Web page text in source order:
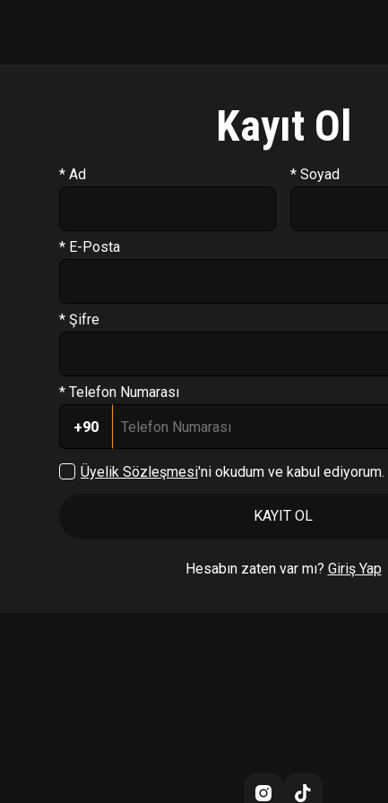
Kayıt Ol
* Ad * Soyad
* E-Posta
* Şifre
* Telefon Numarası
+90
Üyelik Sözleşmesi'ni okudum ve kabul ediyorum.
KAYIT OL
Hesabın zaten var mı? Giriş Yap